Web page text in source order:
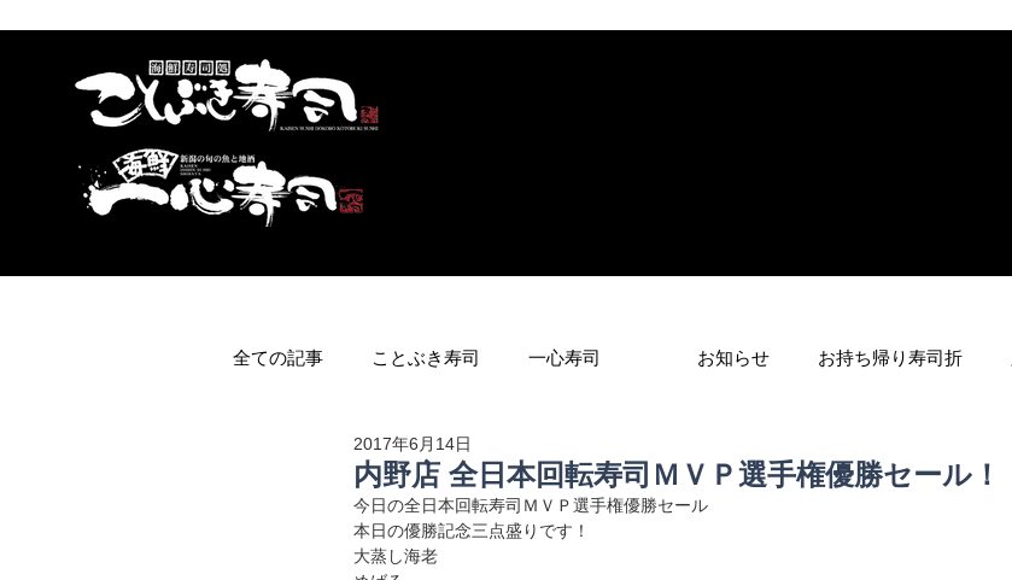
全ての記事 ことぶき寿司 一心寿司 お知らせ お持ち帰り寿司折
内野店 全日本回転寿司ＭＶＰ選手権優勝セール！
2017年6月14日
今日の全日本回転寿司ＭＶＰ選手権優勝セール
本日の優勝記念三点盛りです！
大蒸し海老